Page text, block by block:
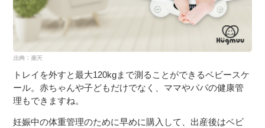
トレイを外すと最大120kgまで測ることができるベビースケ
ール。赤ちゃんや子どもだけでなく、ママやパパの健康管
理もできますね。
妊娠中の体重管理のために早めに購入して、出産後はベビ